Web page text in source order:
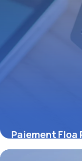
Paiement Floa
27 juin 2026